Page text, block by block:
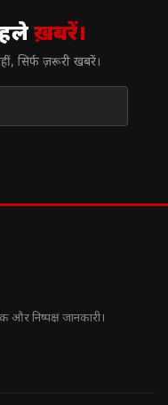
ख़बरें।
सिर्फ ज़रूरी खबरें।
निष्पक्ष जानकारी।